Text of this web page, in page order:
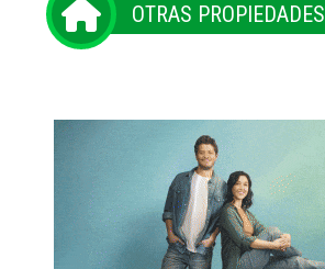
OTRAS PROPIEDADES